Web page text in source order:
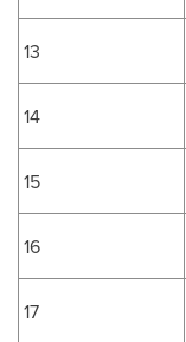
13
14
15
16
17